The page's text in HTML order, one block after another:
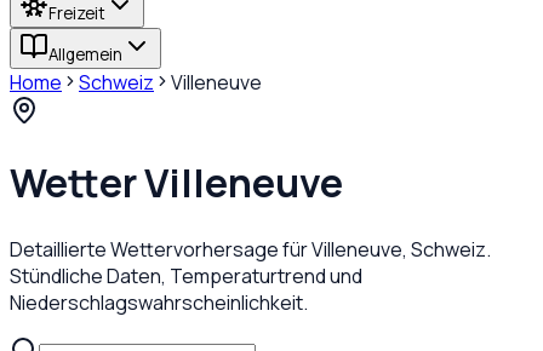
Freizeit
Allgemein
Home Schweiz Villeneuve
WetterVilleneuve
Detaillierte Wettervorhersage fürVilleneuve, Schweiz.
Stündliche Daten, Temperaturtrend und
Niederschlagswahrscheinlichkeit.